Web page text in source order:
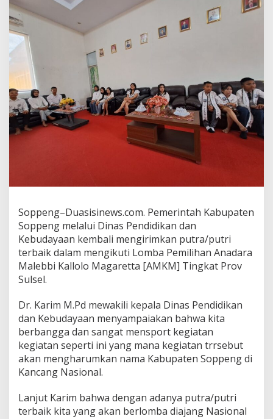
Magaretta
[AMKM]
Tingkat
Sulsel.
Soppeng–Duasisinews.com. Pemerintah Kabupaten
Soppeng melalui Dinas Pendidikan dan
Kebudayaan kembali mengirimkan putra/putri
terbaik dalam mengikuti Lomba Pemilihan Anadara
Malebbi Kallolo Magaretta [AMKM] Tingkat Prov
Sulsel.
Dr. Karim M.Pd mewakili kepala Dinas Pendidikan
dan Kebudayaan menyampaiakan bahwa kita
berbangga dan sangat mensport kegiatan
kegiatan seperti ini yang mana kegiatan trrsebut
akan mengharumkan nama Kabupaten Soppeng di
Kancang Nasional.
Lanjut Karim bahwa dengan adanya putra/putri
terbaik kita yang akan berlomba diajang Nasional